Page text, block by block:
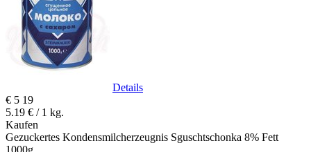
Details
€ 5 19
5.19 € / 1 kg.
Kaufen
Gezuckertes Kondensmilcherzeugnis Sguschtschonka 8% Fett